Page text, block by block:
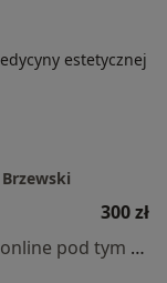
estetycznej
300 zł
Specjalista nie oferuje umawiania online pod tym adresem.